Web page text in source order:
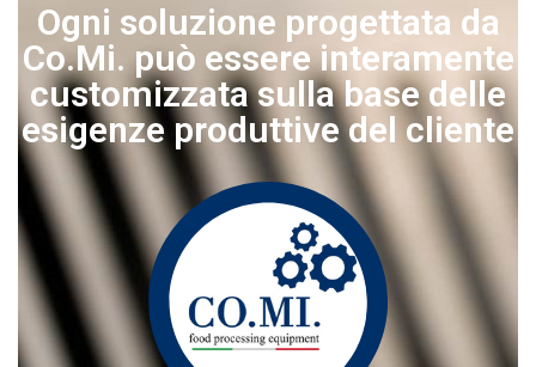
Ogni soluzione progettata da
Co.Mi. può essere interamente
customizzata sulla base delle
esigenze produttive del cliente